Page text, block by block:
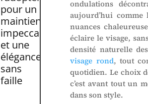
pour un
maintien
impeccable
et une
élégance
sans
faille
ondulations
aujourd’hui
nuances
éclaire le visage,
densité naturelle
visage rond, tout
quotidien. Le choix
c’est avant tout un
dans son style.